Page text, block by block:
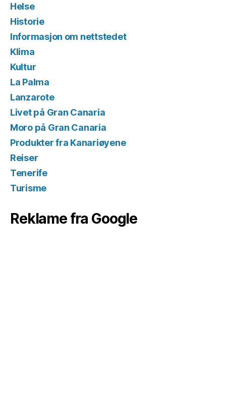
Helse
Historie
Informasjon om nettstedet
Klima
Kultur
La Palma
Lanzarote
Livet på Gran Canaria
Moro på Gran Canaria
Produkter fra Kanariøyene
Reiser
Tenerife
Turisme
Reklame fra Google